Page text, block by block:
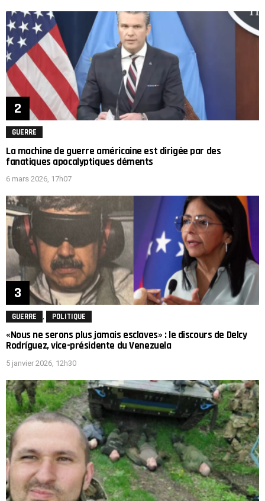
GUERRE
La machine de guerre américaine est dirigée par des
fanatiques apocalyptiques déments
6 mars 2026, 17h07
GUERRE , POLITIQUE
«Nous ne serons plus jamais esclaves» : le discours de Delcy
Rodríguez, vice-présidente du Venezuela
5 janvier 2026, 12h30